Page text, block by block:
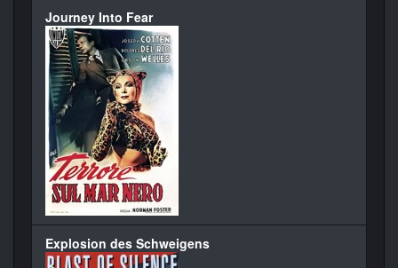
Journey Into Fear
Explosion des Schweigens